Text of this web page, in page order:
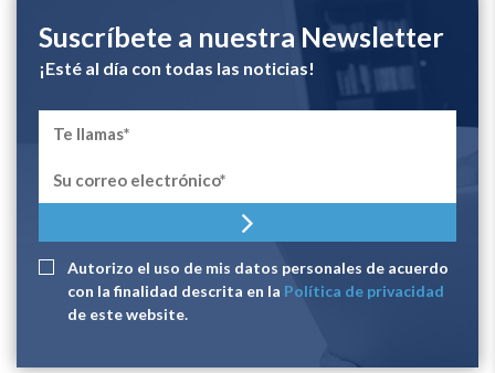
Suscríbete a nuestra Newsletter
¡Esté al día con todas las noticias!
Autorizo ​​el uso de mis datos personales de acuerdo
con la finalidad descrita en la Política de privacidad
de este website.